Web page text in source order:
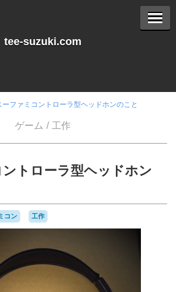
tee-suzuki.com
ーファミコントローラ型ヘッドホンのこと
ゲーム 工作
トローラ型ヘッドホン
コン 工作